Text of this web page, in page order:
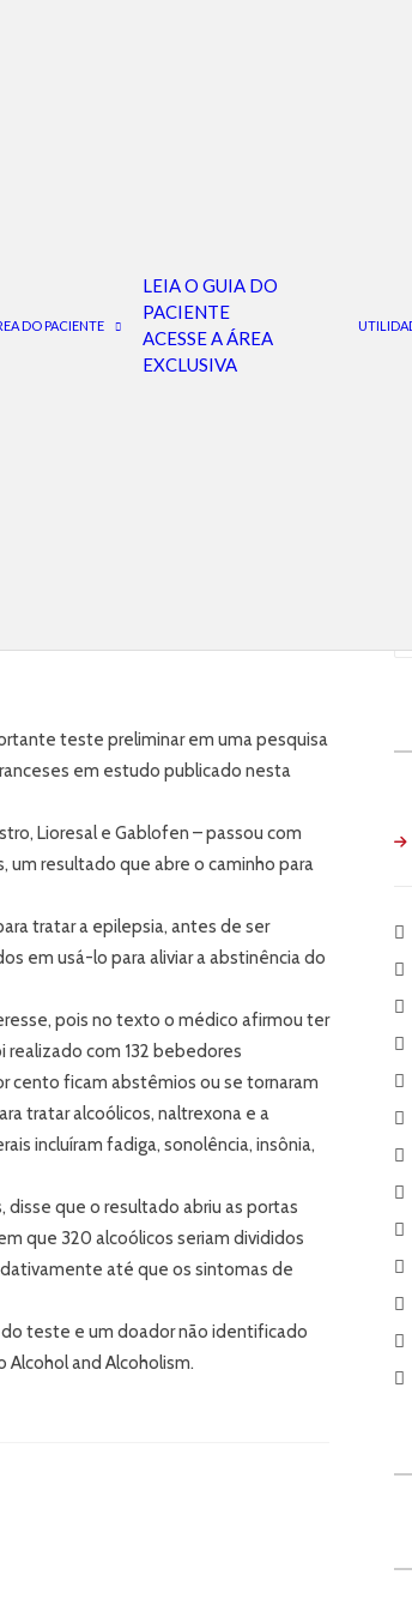
DO PACIENTE
LEIA O GUIA DO
PACIENTE
ACESSE A ÁREA
EXCLUSIVA
é
na França.
BYLEONARDO PALMEIRA
teste preliminar em uma pesquisa
em estudo publicado nesta
Lioresal e Gablofen – passou com
um resultado que abre o caminho para
tratar a epilepsia, antes de ser
em usá-lo para aliviar a abstinência do
pois no texto o médico afirmou ter
com 132 bebedores
cento ficam abstêmios ou se tornaram
tratar alcoólicos, naltrexona e a
incluíram fadiga, sonolência, insônia,
disse que o resultado abriu as portas
que 320 alcoólicos seriam divididos
até que os sintomas de
do teste e um doador não identificado
and Alcoholism.